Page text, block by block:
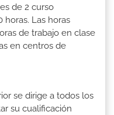
de 2 curso
Las horas
de trabajo en clase
en centros de
se dirige a todos los
su cualificación